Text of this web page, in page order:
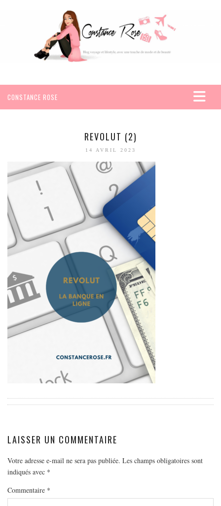
CONSTANCE ROSE
EGYPTE
SEYCHELLES
AMÉRIQUE
MEXIQUE
ESPAGNE
FRANCE
GRÈCE
HONGRIE
ITALIE
PAYS BAS
ARTICLES PRATIQUES
YOGA
MODE
BEAUTÉ
DIVERSES BOX
DIY
REVOLUT (2)
14 AVRIL 2023
LAISSER UN COMMENTAIRE
Votre adresse e-mail ne sera pas publiée. Les champs obligatoires sont
indiqués avec *
Commentaire *